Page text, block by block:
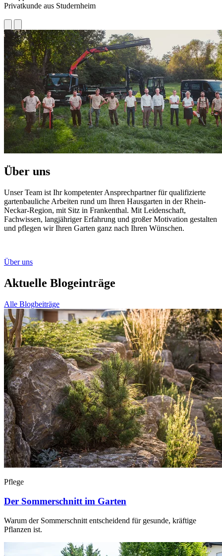
Privatkunde aus Studernheim
Über uns
Unser Team ist Ihr kompetenter Ansprechpartner für qualifizierte
gartenbauliche Arbeiten rund um Ihren Hausgarten in der Rhein-
Neckar-Region, mit Sitz in Frankenthal. Mit Leidenschaft,
Fachwissen, langjähriger Erfahrung und großer Motivation gestalten
und pflegen wir Ihren Garten ganz nach Ihren Wünschen.
Über uns
Aktuelle Blogeinträge
Alle Blogbeiträge
Pflege
Der Sommerschnitt im Garten
Warum der Sommerschnitt entscheidend für gesunde, kräftige
Pflanzen ist.